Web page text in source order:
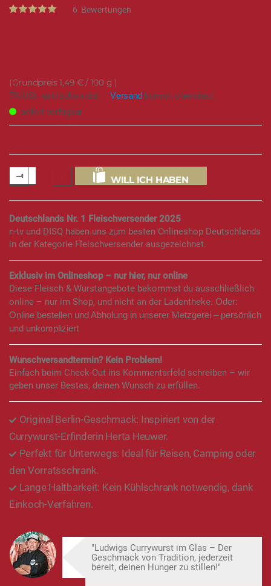
Rating:
6 Bewertungen
1,49 €/ 100 g
7% USt. sind schon drin –Versand kommt obendrauf.
sofort verfügbar
WILL ICH HABEN
Deutschlands Nr. 1 Fleischversender 2025
n-tv und DISQ haben uns zum besten Onlineshop Deutschlands
in der Kategorie Fleischversender ausgezeichnet.
Exklusiv im Onlineshop – nur hier, nur online
Diese Fleisch & Wurstangebote bekommst du ausschließlich
online – nur im Shop, und nicht an der Ladentheke. Oder:
Online bestellen und Abholung in unserer Metzgerei – persönlich
und unkompliziert
Wunschversandtermin? Kein Problem!
Einfach beim Check-Out ins Kommentarfeld schreiben – wir
geben unser Bestes, deinen Wunsch zu erfüllen.
Original Berlin-Geschmack: Inspiriert von der
Currywurst-Erfinderin Herta Heuwer.
Perfekt für Unterwegs: Ideal für Reisen, Camping oder
den Vorratsschrank.
Lange Haltbarkeit: Kein Kühlschrank notwendig, dank
Einkoch-Verfahren.
"Ludwigs Currywurst im Glas – Der
Geschmack von Tradition, jederzeit
bereit, deinen Hunger zu stillen!"